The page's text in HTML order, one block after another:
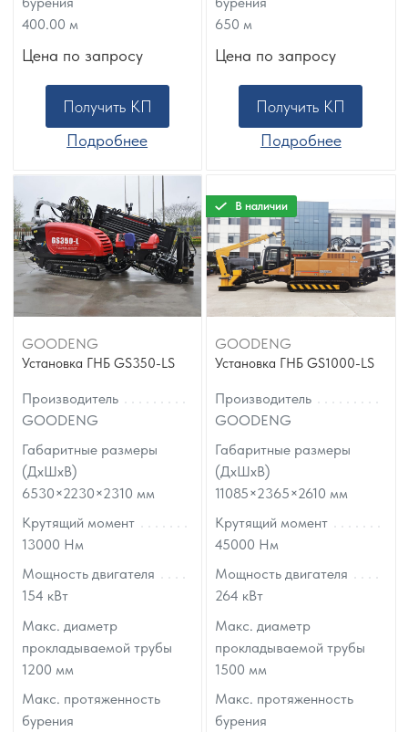
400.00 м
Цена по запросу
Получить КП
Подробнее
650м
Цена по запросу
Получить КП
Подробнее
GOODENG
Установка ГНБ GS350-LS
Производитель
GOODENG
Габаритные размеры
(ДхШхВ)
6530×2230×2310 мм
Крутящий момент
13000 Нм
Мощность двигателя
154 кВт
Макс. диаметр
прокладываемой трубы
1200 мм
Макс. протяженность
бурения
В наличии
GOODENG
Установка ГНБ GS1000-LS
Производитель
GOODENG
Габаритные размеры
(ДхШхВ)
11085×2365×2610мм
Крутящий момент
45000 Нм
Мощность двигателя
264 кВт
Макс. диаметр
прокладываемой трубы
1500 мм
Макс. протяженность
бурения